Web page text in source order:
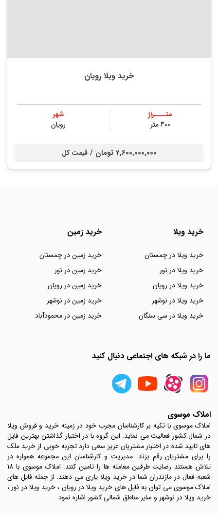
خرید ویلا رویان
متــــراژ
400 متر
شهر
رویان
2,600,000,000 تومان / قیمت کل
خرید ویلا
خرید ویلا در چمستان
خرید ویلا در نور
خرید ویلا در رویان
خرید ویلا در نوشهر
خرید ویلا در سی سنگان
خرید زمین
خرید زمین در چمستان
خرید زمین در نور
خرید زمین در رویان
خرید زمین در نوشهر
خرید زمین در محمودآباد
ما را در شبکه های اجتماعی دنبال کنید
املاک موسوی
املاک موسوی با تکیه بر کارشناسان مجرب خود در زمینه خرید و فروش ویلا
در شمال کشور فعالیت می نماید. این گروه با در اختیار گذاشتن بهترین فایل
های تایید شده در اختیار مشتریان عزیز سعی دارد تجربه خوبی از خرید ملک
را برای مشتریان رقم بزند. مدیریت و کارشناسان این مجموعه همواره در
تلاش هستند رضایت طرفین معامله ها را تامین کنند. املاک موسوی با 18
شعبه فعال در مازندران شما در خرید ویلا یاری می دهند. از جمله فایل های
املاک موسوی می توان به فایل های خرید ویلا در رویان ، خرید ویلا در نور ،
خرید ویلا در نوشهر و سایر مناطق شمالی کشور اشاره نمود